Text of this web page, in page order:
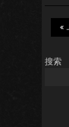
搜索